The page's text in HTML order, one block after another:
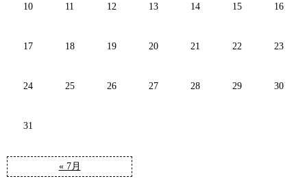
« 7月
10 11 12 13 14 15 16
17 18 19 20 21 22 23
24 25 26 27 28 29 30
31